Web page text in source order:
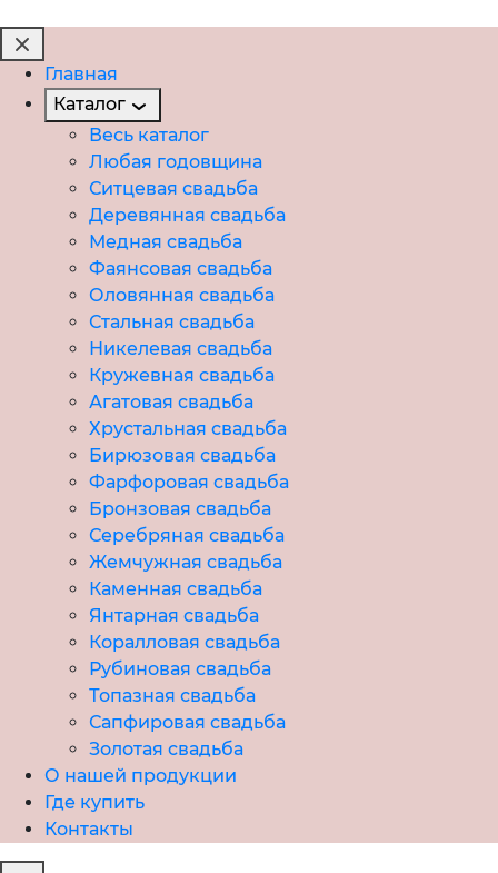
Главная
Каталог
Весь каталог
Любая годовщина
Ситцевая свадьба
Деревянная свадьба
Медная свадьба
Фаянсовая свадьба
Оловянная свадьба
Стальная свадьба
Никелевая свадьба
Кружевная свадьба
Агатовая свадьба
Хрустальная свадьба
Бирюзовая свадьба
Фарфоровая свадьба
Бронзовая свадьба
Серебряная свадьба
Жемчужная свадьба
Каменная свадьба
Янтарная свадьба
Коралловая свадьба
Рубиновая свадьба
Топазная свадьба
Сапфировая свадьба
Золотая свадьба
О нашей продукции
Где купить
Контакты